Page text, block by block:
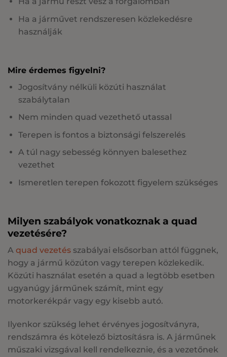
Ha a járművet rendszeresen közlekedésre
használják
Mire érdemes figyelni?
Jogosítvány nélküli közúti használat
szabálytalan
Nem minden quad vezethető utassal
Terepen is fontos a biztonsági felszerelés
A túl nagy sebesség könnyen balesethez
vezethet
Ismeretlen terepen fokozott figyelem szükséges
Milyen szabályok vonatkoznak a quad
vezetésére?
A quad vezetés szabályai elsősorban attól függnek,
hogy a jármű közúton vagy terepen közlekedik.
Közúti használat esetén a quad a legtöbb esetben
ugyanúgy járműnek számít, mint egy
motorkerékpár vagy egy kisebb autó.
Ilyenkor szükség lehet érvényes jogosítványra,
rendszámra és kötelező biztosításra is. A járműnek
műszaki vizsgával kell rendelkeznie, és a vezetőnek